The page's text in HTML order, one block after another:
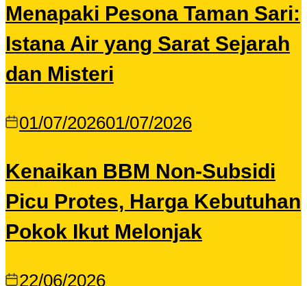
Menapaki Pesona Taman Sari:
Istana Air yang Sarat Sejarah
dan Misteri
01/07/202601/07/2026
Kenaikan BBM Non-Subsidi
Picu Protes, Harga Kebutuhan
Pokok Ikut Melonjak
22/06/2026